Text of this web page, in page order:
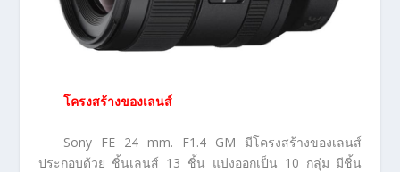
โครงสร้างของเลนส์
Sony FE 24 mm. F1.4 GM มีโครงสร้างของเลนส์
ประกอบด้วย ชิ้นเลนส์ 13 ชิ้น แบ่งออกเป็น 10 กลุ่ม มีชิ้น